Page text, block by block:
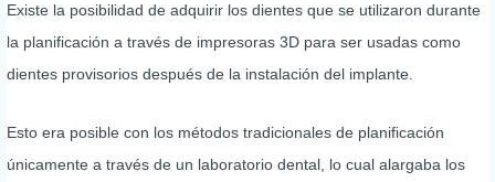
Existe la posibilidad de adquirir los dientes que se utilizaron durante
la planificación a través de impresoras 3D para ser usadas como
dientes provisorios después de la instalación del implante.
Esto era posible con los métodos tradicionales de planificación
únicamente a través de un laboratorio dental, lo cual alargaba los